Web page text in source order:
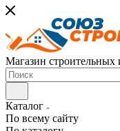
Магазин строительных
Каталог
По всему сайту